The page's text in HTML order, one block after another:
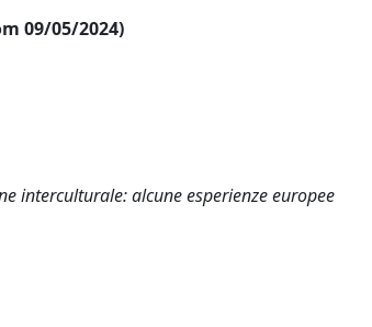
09/05/2024)
interculturale: alcune esperienze europee